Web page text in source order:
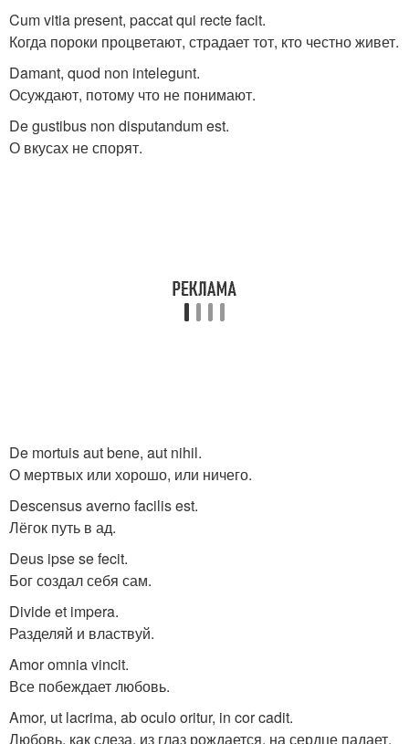
Cum vitia present, paccat qui recte facit.
Когда пороки процветают, страдает тот, кто честно живет.
Damant, quod non intelegunt.
Осуждают, потому что не понимают.
De gustibus non disputandum est.
О вкусах не спорят.
De mortuis aut bene, aut nihil.
О мертвых или хорошо, или ничего.
Descensus averno facilis est.
Лёгок путь в ад.
Deus ipse se fecit.
Бог создал себя сам.
Divide et impera.
Разделяй и властвуй.
Amor omnia vincit.
Все побеждает любовь.
Amor, ut lacrima, ab oculo oritur, in cor cadit.
Любовь, как слеза, из глаз рождается, на сердце падает.